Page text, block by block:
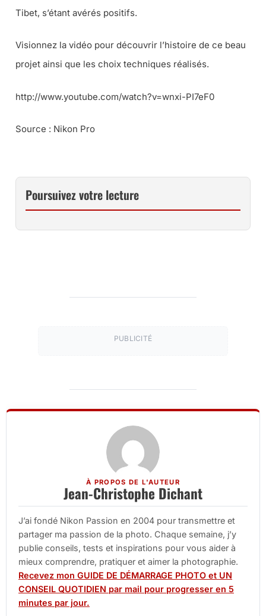
Tibet, s’étant avérés positifs.
Visionnez la vidéo pour découvrir l’histoire de ce beau
projet ainsi que les choix techniques réalisés.
http://www.youtube.com/watch?v=wnxi-PI7eF0
Source : Nikon Pro
Poursuivez votre lecture
PUBLICITÉ
À PROPOS DE L'AUTEUR
Jean-Christophe Dichant
J’ai fondé Nikon Passion en 2004 pour transmettre et
partager ma passion de la photo. Chaque semaine, j’y
publie conseils, tests et inspirations pour vous aider à
mieux comprendre, pratiquer et aimer la photographie.
Recevez mon GUIDE DE DÉMARRAGE PHOTO et UN
CONSEIL QUOTIDIEN par mail pour progresser en 5
minutes par jour.